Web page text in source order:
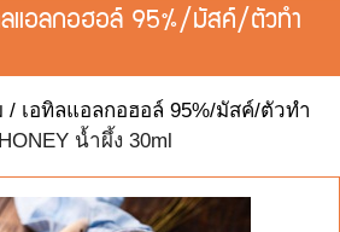
แอลกอฮอล์ 95%/มัสค์/ตัวทำ
เอทิลแอลกอฮอล์ 95%/มัสค์/ตัวทำ
น้ำผึ้ง 30ml